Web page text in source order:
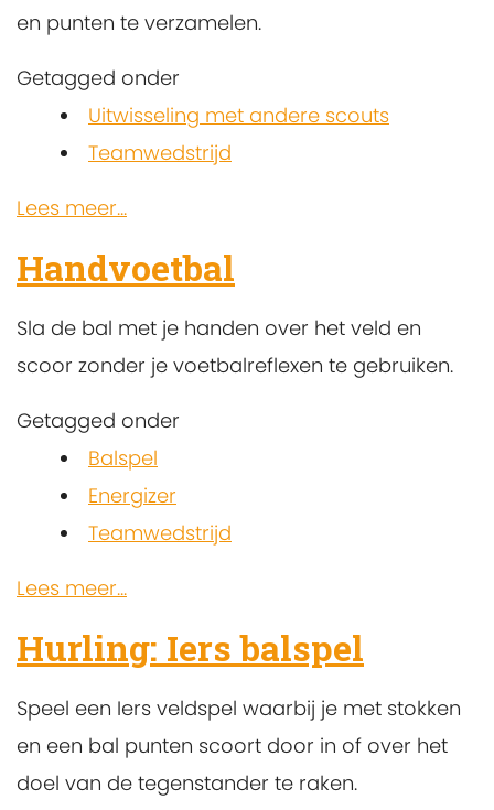
en punten te verzamelen.
Getagged onder
Uitwisseling met andere scouts
Teamwedstrijd
Lees meer...
Handvoetbal
Sla de bal met je handen over het veld en
scoor zonder je voetbalreflexen te gebruiken.
Getagged onder
Balspel
Energizer
Teamwedstrijd
Lees meer...
Hurling: Iers balspel
Speel een Iers veldspel waarbij je met stokken
en een bal punten scoort door in of over het
doel van de tegenstander te raken.